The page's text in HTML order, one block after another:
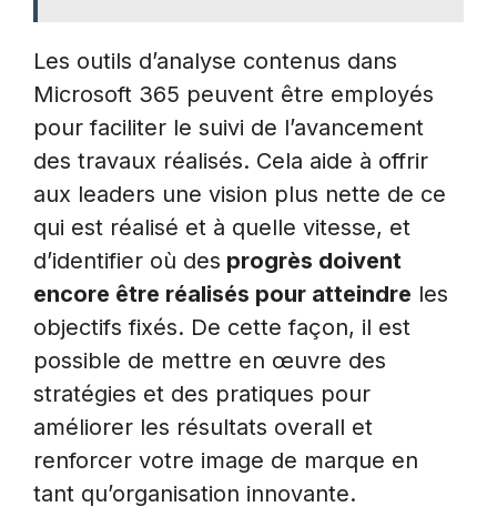
Les outils d’analyse contenus dans
Microsoft 365 peuvent être employés
pour faciliter le suivi de l’avancement
des travaux réalisés. Cela aide à offrir
aux leaders une vision plus nette de ce
qui est réalisé et à quelle vitesse, et
d’identifier où des progrès doivent
encore être réalisés pour atteindre les
objectifs fixés. De cette façon, il est
possible de mettre en œuvre des
stratégies et des pratiques pour
améliorer les résultats overall et
renforcer votre image de marque en
tant qu’organisation innovante.